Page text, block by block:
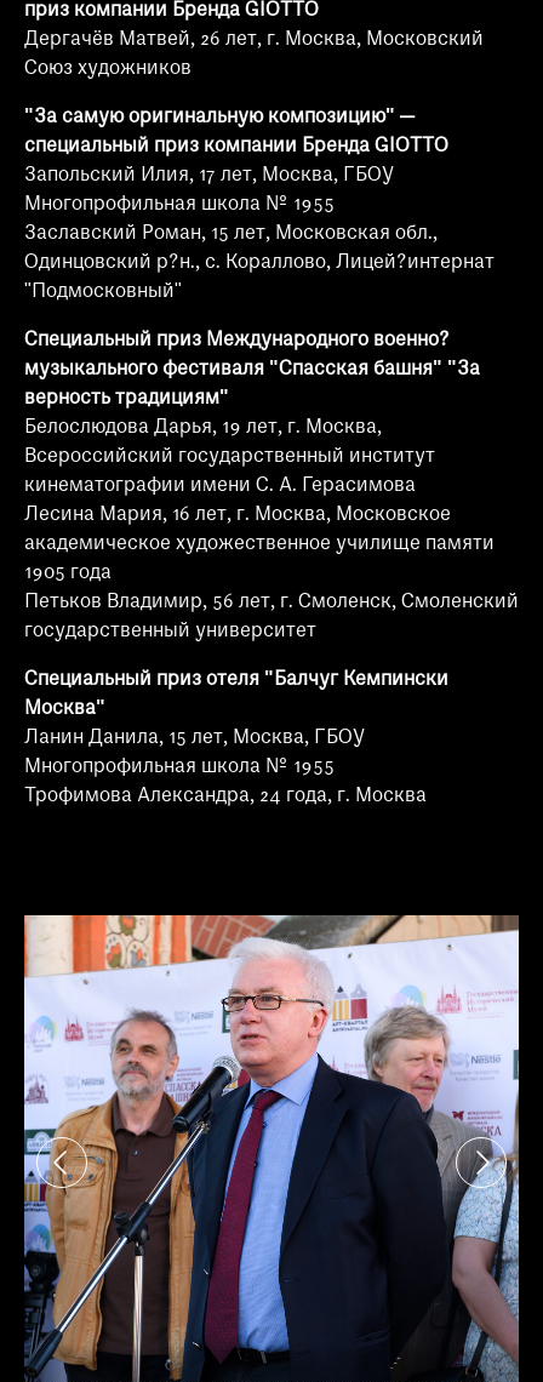
приз компании Бренда GIOTTO
Дергачёв Матвей, 26 лет, г. Москва, Московский
Союз художников
"За самую оригинальную композицию" —
специальный приз компании Бренда GIOTTO
Запольский Илия, 17 лет, Москва, ГБОУ
Многопрофильная школа № 1955
Заславский Роман, 15 лет, Московская обл.,
Одинцовский р?н., с. Кораллово, Лицей?интернат
"Подмосковный"
Специальный приз Международного военно?
музыкального фестиваля "Спасская башня" "За
верность традициям"
Белослюдова Дарья, 19 лет, г. Москва,
Всероссийский государственный институт
кинематографии имени С. А. Герасимова
Лесина Мария, 16 лет, г. Москва, Московское
академическое художественное училище памяти
1905 года
Петьков Владимир, 56 лет, г. Смоленск, Смоленский
государственный университет
Специальный приз отеля "Балчуг Кемпински
Москва"
Ланин Данила, 15 лет, Москва, ГБОУ
Многопрофильная школа № 1955
Трофимова Александра, 24 года, г. Москва